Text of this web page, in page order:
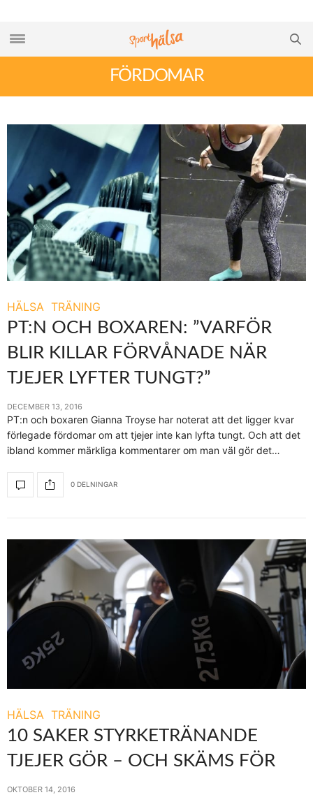
FÖRDOMAR
HÄLSA TRÄNING
PT:N OCH BOXAREN: ”VARFÖR
BLIR KILLAR FÖRVÅNADE NÄR
TJEJER LYFTER TUNGT?”
DECEMBER 13, 2016
PT:n och boxaren Gianna Troyse har noterat att det ligger kvar
förlegade fördomar om att tjejer inte kan lyfta tungt. Och att det
ibland kommer märkliga kommentarer om man väl gör det…
0 DELNINGAR
HÄLSA TRÄNING
10 SAKER STYRKETRÄNANDE
TJEJER GÖR – OCH SKÄMS FÖR
OKTOBER 14, 2016